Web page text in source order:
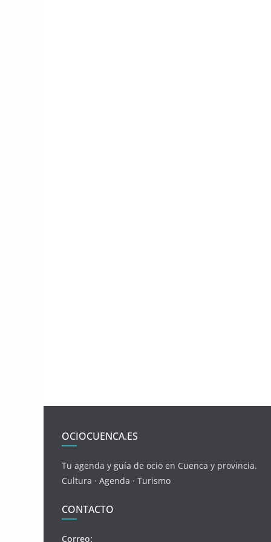
OCIOCUENCA.ES
Tu agenda y guía de ocio en Cuenca y provincia.
Cultura · Agenda · Turismo
CONTACTO
Correo: